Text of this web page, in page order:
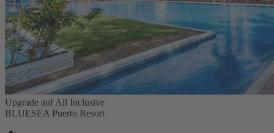
Upgrade auf All Inclusive
BLUESEA Puerto Resort